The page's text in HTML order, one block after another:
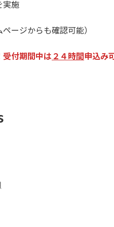
施
ページからも確認可能）
受付期間中は ２４時間申込み